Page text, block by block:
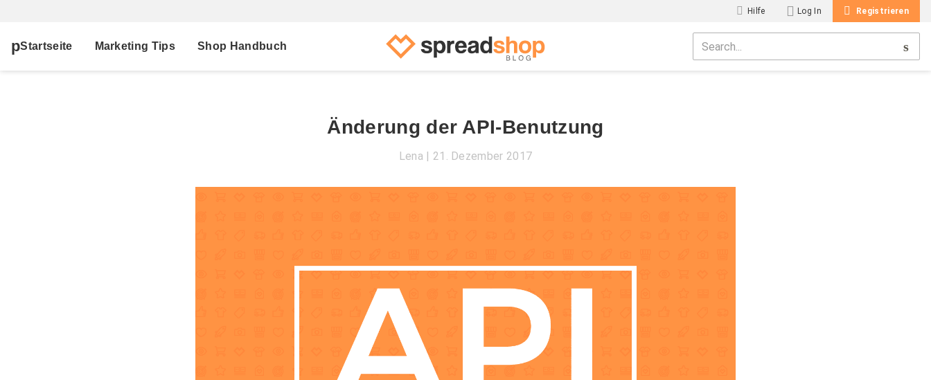
Hilfe Log In Registrieren
Startseite Marketing Tips Shop Handbuch
Änderung der API-Benutzung
Lena 21. Dezember 2017